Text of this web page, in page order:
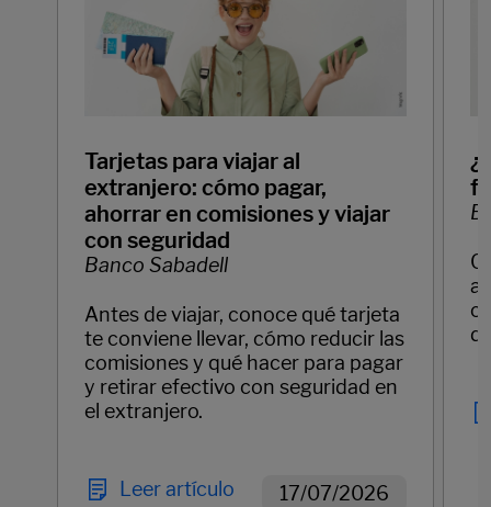
Tarjetas para viajar al
extranjero: cómo pagar,
ahorrar en comisiones y viajar
con seguridad
Banco Sabadell
Antes de viajar, conoce qué tarjeta
te conviene llevar, cómo reducir las
comisiones y qué hacer para pagar
y retirar efectivo con seguridad en
el extranjero.
Leer artículo 17/07/2026